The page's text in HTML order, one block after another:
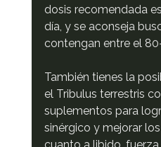
dosis recomendada
día, y se aconseja
contengan entre el
También tienes la
el Tribulus terrestris
suplementos para
sinérgico y mejorar